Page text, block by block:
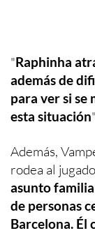
"Raphinha
además de
para ver si se
esta situación
Además,
rodea al
asunto
de personas
Barcelona. Él